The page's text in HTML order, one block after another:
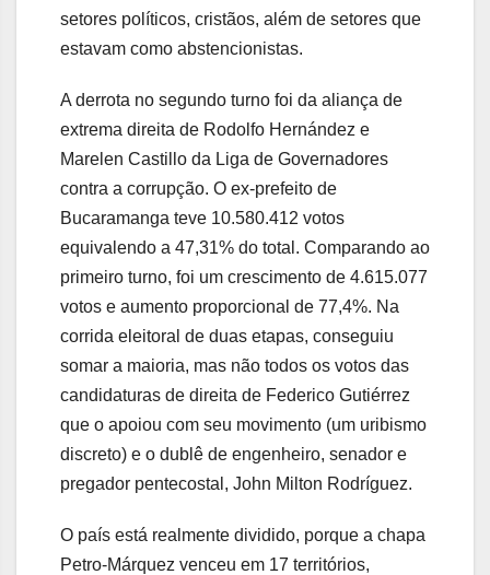
setores políticos, cristãos, além de setores que
estavam como abstencionistas.
A derrota no segundo turno foi da aliança de
extrema direita de Rodolfo Hernández e
Marelen Castillo da Liga de Governadores
contra a corrupção. O ex-prefeito de
Bucaramanga teve 10.580.412 votos
equivalendo a 47,31% do total. Comparando ao
primeiro turno, foi um crescimento de 4.615.077
votos e aumento proporcional de 77,4%. Na
corrida eleitoral de duas etapas, conseguiu
somar a maioria, mas não todos os votos das
candidaturas de direita de Federico Gutiérrez
que o apoiou com seu movimento (um uribismo
discreto) e o dublê de engenheiro, senador e
pregador pentecostal, John Milton Rodríguez.
O país está realmente dividido, porque a chapa
Petro-Márquez venceu em 17 territórios,